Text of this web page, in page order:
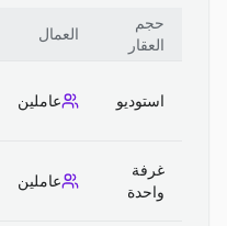
حجم
العقار
العمال
استوديو عاملين
غرفة
واحدة
عاملين